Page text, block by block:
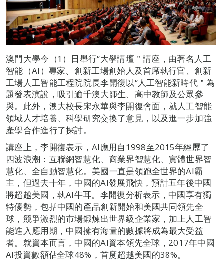
澳門大學今（1）日舉行“大學講壇＂講座，由著名人工
智能（AI）專家、創新工場創始人及首席執行官、創新
工場人工智能工程院院長李開復以“人工智能新時代＂為
題發表演說，吸引逾千澳大師生、高中教師及公眾參
與。此外，澳大校長宋永華與李開復會面，就人工智能
領域人才培養、科學研究交換了意見，以及進一步加強
產學合作進行了探討。
講座上，李開復表示，AI應用自1998至2015年經歷了
四波浪潮：互聯網智慧化、商業界智慧化、實體世界智
慧化、全自動智慧化。美國一直是領跑全世界的AI霸
主，但過去十年，中國的AI發展飛快，預計五年後中國
將超越美國，執AI牛耳。李開復分析表示，中國享有獨
特優勢，包括中國的產品創新開始和美國共同領先全
球，競爭激烈的市場鍛煉出世界級企業家，加上人工智
能進入應用期，中國擁有海量的數據將成為最大受益
者。就資本而言，中國的AI資本領先全球，2017年中國
AI投資數額佔全球48%，首度超越美國的38%。